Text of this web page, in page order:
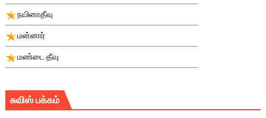
நயினாதீவு
மன்னார்
மண்டை தீவு
சுவிஸ் பக்கம்